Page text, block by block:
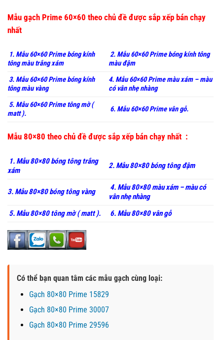
Mẫu gạch Prime 60×60 theo chủ đề được sắp xếp bán chạy
nhất
1. Mẫu 60×60 Prime bóng kính
tông màu trắng xám
2. Mẫu 60×60 Prime bóng kính tông
màu đậm
3. Mẫu 60×60 Prime bóng kính
tông màu vàng
4. Mẫu 60×60 Prime màu xám – màu
có vân nhẹ nhàng
5. Mẫu 60×60 Prime tông mờ (
matt ).
6. Mẫu 60×60 Prime vân gỗ.
Mẫu 80×80 theo chủ đề được sắp xếp bán chạy nhất :
1. Mẫu 80×80 bóng tông trắng
xám
2. Mẫu 80×80 bóng tông đậm
3. Mẫu 80×80 bóng tông vàng
4. Mẫu 80×80 màu xám – màu có
vân nhẹ nhàng
5. Mẫu 80×80 tông mờ ( matt ).
6. Mẫu 80×80 vân gỗ
Có thể bạn quan tâm các mẫu gạch cùng loại:
Gạch 80×80 Prime 15829
Gạch 80×80 Prime 30007
Gạch 80×80 Prime 29596